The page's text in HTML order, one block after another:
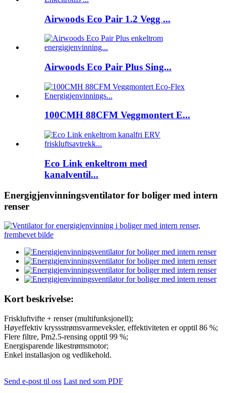
Airwoods Eco Pair 1.2 Vegg ...
Airwoods Eco Pair Plus Sing...
100CMH 88CFM Veggmontert E...
Eco Link enkeltrom med
kanalventil...
Energigjenvinningsventilator for boliger med intern
renser
Kort beskrivelse:
Friskluftvifte + renser (multifunksjonell);
Høyeffektiv kryssstrømsvarmeveksler, effektiviteten er opptil 86 %;
Flere filtre, Pm2.5-rensing opptil 99 %;
Energisparende likestrømsmotor;
Enkel installasjon og vedlikehold.
Send e-post til oss Last ned som PDF